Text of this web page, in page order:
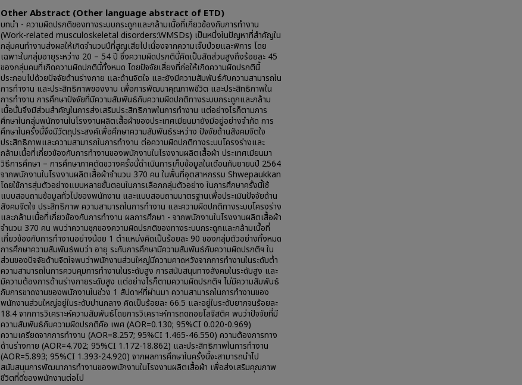
Other Abstract (Other language abstract of ETD)
บทนำ - ความผิดปรกติของทางระบบกระดูกและกล้ามเนื้อที่เกี่ยวข้องกับการทำงาน
(Work-related musculoskeletal disorders:WMSDs) เป็นหนึ่งในปัญหาที่สำคัญใน
กลุ่มคนทำงานส่งผลให้เกิดจำนวนปีที่สูญเสียไปเนื่องจากความเจ็บป่วยและพิการ โดย
เฉพาะในกลุ่มอายุระหว่าง 20 – 54 ปี ซึ่งความผิดปรกตินี้คิดเป็นสัดส่วนสูงถึงร้อยละ 45
ของกลุ่มคนที่เกิดความผิดปกตินี้ทั้งหมด โดยปัจจัยเสี่ยงที่ก่อให้เกิดความผิดปรกตินี้
ประกอบไปด้วยปัจจัยด้านร่างกาย และด้านจิตใจ และยังมีความสัมพันธ์กับความสามารถใน
การทำงาน และประสิทธิภาพของงาน เพื่อการพัฒนาคุณภาพชีวิต และประสิทธิภาพใน
การทำงาน การศึกษาปัจจัยที่มีความสัมพันธ์กับความผิดปกติทางระบบกระดูกและกล้าม
เนื้อนั้นจึงมีส่วนสำคัญในการส่งเสริมประสิทธิภาพในการทำงาน แต่อย่างไรก็ตามการ
ศึกษาในกลุ่มพนักงานในโรงงานผลิตเสื้อผ้าของประเทศเมียนมายังมีอยู่อย่างจำกัด การ
ศึกษาในครั้งนี้จึงมีวัตถุประสงค์เพื่อศึกษาความสัมพันธ์ระหว่าง ปัจจัยด้านสังคมจิตใจ
ประสิทธิภาพและความสามารถในการทำงาน ต่อความผิดปกติทางระบบโครงร่างและ
กล้ามเนื้อที่เกี่ยวข้องกับการทํางานของพนักงานในโรงงานผลิตเสื้อผ้า ประเทศเมียนมา
วิธีการศึกษา – การศึกษาภาคตัดขวางครั้งนี้ดำเนินการเก็บข้อมูลในเดือนกันยายนปี 2564
จากพนักงานในโรงงานผลิตเสื้อผ้าจำนวน 370 คน ในพื้นที่อุตสาหกรรม Shwepaukkan
โดยใช้การสุ่มตัวอย่างแบบหลายขั้นตอนในการเลือกกลุ่มตัวอย่าง ในการศึกษาครั้งนี้ใช้
แบบสอบถามข้อมูลทั่วไปของพนักงาน และแบบสอบถามมาตรฐานเพื่อประเมินปัจจัยด้าน
สังคมจิตใจ ประสิทธิภาพ ความสามารถในการทำงาน และความผิดปกติทางระบบโครงร่าง
และกล้ามเนื้อที่เกี่ยวข้องกับการทํางาน ผลการศึกษา - จากพนักงานในโรงงานผลิตเสื้อผ้า
จำนวน 370 คน พบว่าความชุกของความผิดปรกติของทางระบบกระดูกและกล้ามเนื้อที่
เกี่ยวข้องกับการทำงานอย่างน้อย 1 ตำแหน่งคิดเป็นร้อยละ 90 ของกลุ่มตัวอย่างทั้งหมด
การศึกษาความสัมพันธ์พบว่า อายุ ระกับการศึกษามีความสัมพันธ์กับความผิดปรกติฯ ใน
ส่วนของปัจจัยด้านจิตใจพบว่าพนักงานส่วนใหญ่มีความคาดหวังจากการทำงานในระดับต่ำ
ความสามารถในการควบคุมการทำงานในระดับสูง การสนับสนุนทางสังคมในระดับสูง และ
มีความต้องการด้านร่างกายระดับสูง แต่อย่างไรก็ตามความผิดปรกติฯ ไม่มีความสัมพันธ์
กับการขาดงานของพนักงานในช่วง 1 สัปดาห์ที่ผ่านมา ความสามารถในการทำงานของ
พนักงานส่วนใหญ่อยู่ในระดับปานกลาง คิดเป็นร้อยละ 66.5 และอยู่ในระดับยากจนร้อยละ
18.4 จากการวิเคราะห์ความสัมพันธ์โดยการวิเคราะห์การถดถอยโลจิสติค พบว่าปัจจัยที่มี
ความสัมพันธ์กับความผิดปรกติคือ เพศ (AOR=0.130; 95%CI 0.020-0.969)
ความเครียดจากการทำงาน (AOR=8.257; 95%CI 1.465-46.550) ความต้องการทาง
ด้านร่างกาย (AOR=4.702; 95%CI 1.172-18.862) และประสิทธิภาพในการทำงาน
(AOR=5.893; 95%CI 1.393-24.920) จากผลการศึกษาในครั้งนี้จะสามารถนำไป
สนับสนุนการพัฒนาการทำงานของพนักงานในโรงงานผลิตเสื้อผ้า เพื่อส่งเสริมคุณภาพ
ชีวิตที่ดีของพนักงานต่อไป